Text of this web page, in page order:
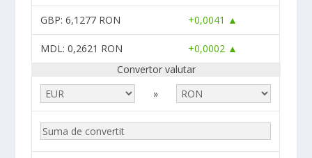
GBP: 6,1277 RON +0,0041 ▲
MDL: 0,2621 RON
+0,0002 ▲
Convertor valutar
»